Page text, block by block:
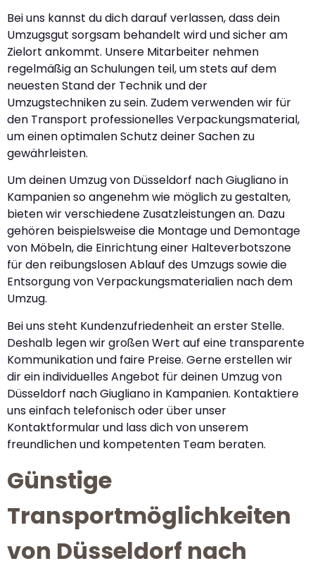
Bei uns kannst du dich darauf verlassen, dass dein
Umzugsgut sorgsam behandelt wird und sicher am
Zielort ankommt. Unsere Mitarbeiter nehmen
regelmäßig an Schulungen teil, um stets auf dem
neuesten Stand der Technik und der
Umzugstechniken zu sein. Zudem verwenden wir für
den Transport professionelles Verpackungsmaterial,
um einen optimalen Schutz deiner Sachen zu
gewährleisten.
Um deinen Umzug von Düsseldorf nach Giugliano in
Kampanien so angenehm wie möglich zu gestalten,
bieten wir verschiedene Zusatzleistungen an. Dazu
gehören beispielsweise die Montage und Demontage
von Möbeln, die Einrichtung einer Halteverbotszone
für den reibungslosen Ablauf des Umzugs sowie die
Entsorgung von Verpackungsmaterialien nach dem
Umzug.
Bei uns steht Kundenzufriedenheit an erster Stelle.
Deshalb legen wir großen Wert auf eine transparente
Kommunikation und faire Preise. Gerne erstellen wir
dir ein individuelles Angebot für deinen Umzug von
Düsseldorf nach Giugliano in Kampanien. Kontaktiere
uns einfach telefonisch oder über unser
Kontaktformular und lass dich von unserem
freundlichen und kompetenten Team beraten.
Günstige
Transportmöglichkeiten
von Düsseldorf nach